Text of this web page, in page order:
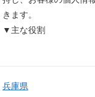
きます。
▼主な役割
兵庫県